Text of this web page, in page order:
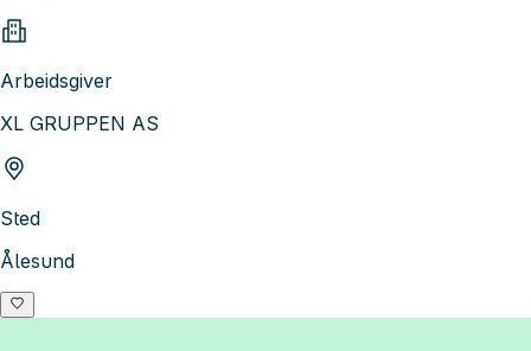
Arbeidsgiver
XL GRUPPEN AS
Sted
Ålesund